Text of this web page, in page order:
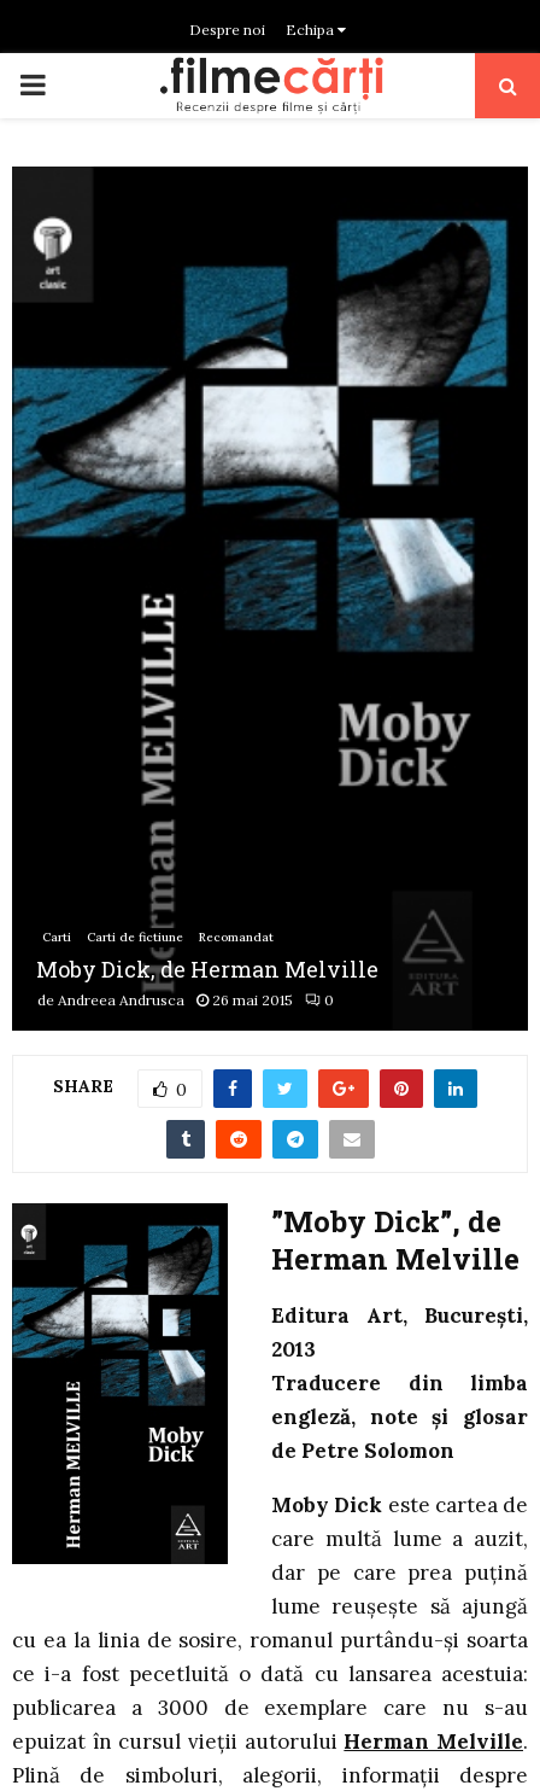
Despre noi Echipa
PRIMARY
Carti Carti de fictiune Recomandat
Moby Dick, de Herman Melville
de Andreea Andrusca 26 mai 2015 0
SHARE 0
”Moby Dick”, de
Herman Melville
Editura Art, București,
2013
Traducere din limba
engleză, note și glosar
de Petre Solomon
Moby Dick este cartea de
care multă lume a auzit,
dar pe care prea puțină
lume reușește să ajungă
cu ea la linia de sosire, romanul purtându-și soarta
ce i-a fost pecetluită o dată cu lansarea acestuia:
publicarea a 3000 de exemplare care nu s-au
epuizat în cursul vieții autorului Herman Melville.
Plină de simboluri, alegorii, informații despre